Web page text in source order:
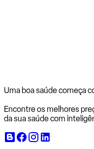
Uma boa saúde começa
Encontre os melhores
da sua saúde com